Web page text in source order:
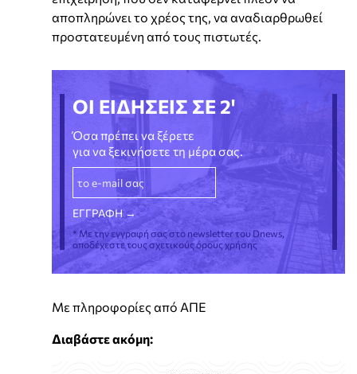
αποπληρώνει το χρέος της, να αναδιαρθρωθεί
προστατευμένη από τους πιστωτές.
ΟΙ ΕΙΔΗΣΕΙΣ ΣΕ 2'
Όσα πρέπει να ξέρετε
για να ξεκινήσετε τη μέρα σας.
* Με την εγγραφή σας στο newsletter του Dnews,
αποδέχεστε τους σχετικούς όρους χρήσης
Με πληροφορίες από ΑΠΕ
Διαβάστε ακόμη: